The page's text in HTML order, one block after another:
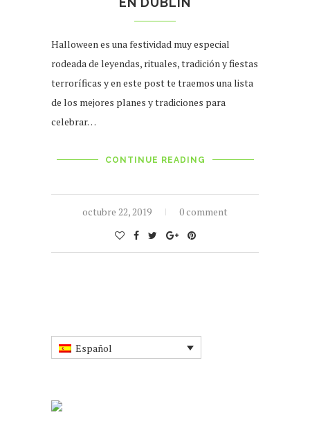
Halloween es una festividad muy especial
rodeada de leyendas, rituales, tradición y fiestas
terroríficas y en este post te traemos una lista
de los mejores planes y tradiciones para
celebrar…
CONTINUE READING
octubre 22, 2019 0 comment
Español